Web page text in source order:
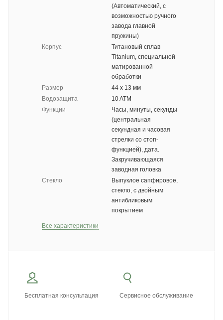
(Автоматический, с
возможностью ручного
завода главной
пружины)
Корпус
Титановый сплав
Titanium, специальной
матированной
обработки
Размер
44 х 13 мм
Водозащита
10 ATM
Функции
Часы, минуты, секунды
(центральная
секундная и часовая
стрелки со стоп-
функцией), дата.
Закручивающаяся
заводная головка
Стекло
Выпуклое сапфировое,
стекло, с двойным
антибликовым
покрытием
Все характеристики
Бесплатная консультация Сервисное обслуживание